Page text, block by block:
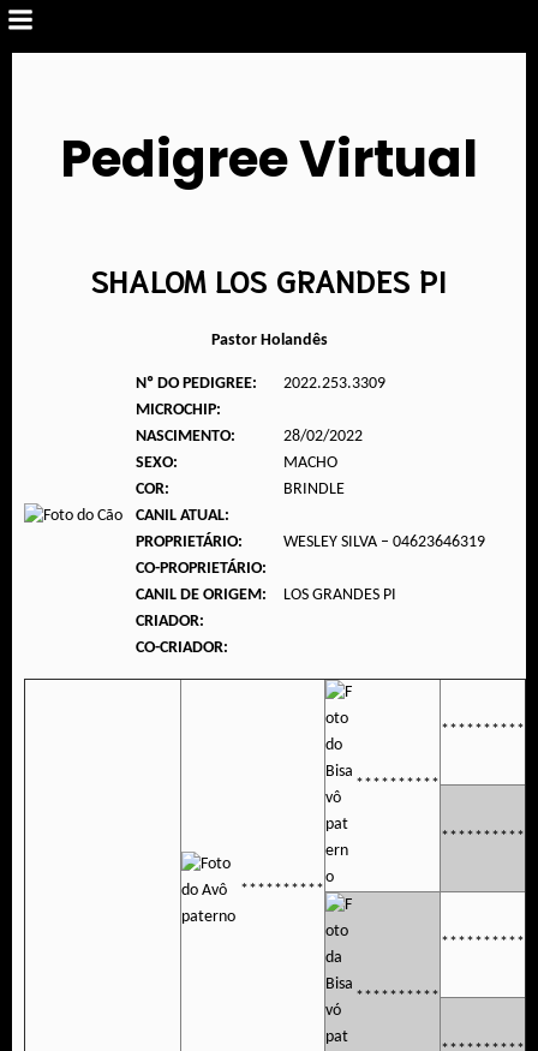
Pedigree Virtual
SHALOM LOS GRANDES PI
Pastor Holandês
Nº DO PEDIGREE:
2022.253.3309
MICROCHIP:
NASCIMENTO:
28/02/2022
SEXO:
MACHO
COR:
BRINDLE
CANIL ATUAL:
PROPRIETÁRIO:
WESLEY SILVA – 04623646319
CO-PROPRIETÁRIO:
CANIL DE ORIGEM:
LOS GRANDES PI
CRIADOR:
CO-CRIADOR:
**********
**********
**********
**********
**********
**********